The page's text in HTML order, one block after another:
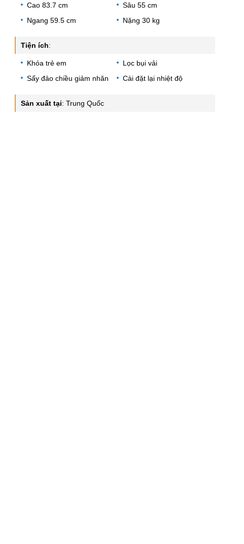
Cao 83.7 cm
Sâu 55 cm
Ngang 59.5 cm
Nặng 30 kg
Tiện ích:
Khóa trẻ em
Lọc bụi vải
Sấy đảo chiều giảm nhăn
Cài đặt lại nhiệt độ
Sản xuất tại: Trung Quốc